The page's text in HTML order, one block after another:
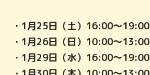
・1月25日（土）16:00～19:00
・1月26日（日）10:00～13:00
・1月29日（水）16:00～19:00